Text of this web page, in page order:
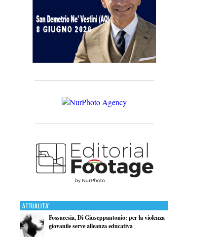
Attualita'
Fossacesia, Di Giuseppantonio: per la violenza
giovanile serve alleanza educativa